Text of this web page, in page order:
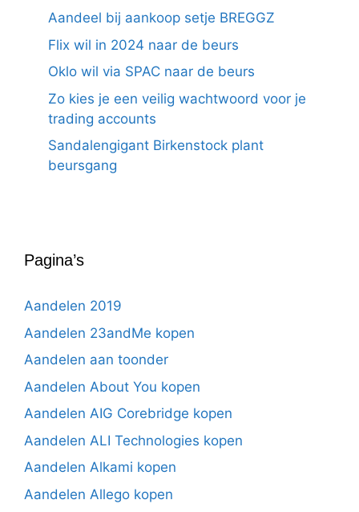
Aandeel bij aankoop setje BREGGZ
Flix wil in 2024 naar de beurs
Oklo wil via SPAC naar de beurs
Zo kies je een veilig wachtwoord voor je
trading accounts
Sandalengigant Birkenstock plant
beursgang
Pagina’s
Aandelen 2019
Aandelen 23andMe kopen
Aandelen aan toonder
Aandelen About You kopen
Aandelen AIG Corebridge kopen
Aandelen ALI Technologies kopen
Aandelen Alkami kopen
Aandelen Allego kopen